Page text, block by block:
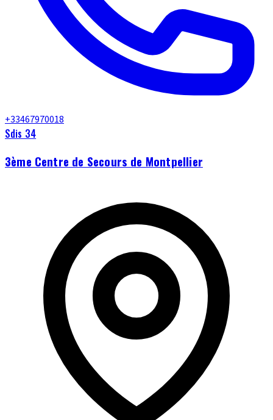
+33467970018
Sdis 34
3ème Centre de Secours de Montpellier